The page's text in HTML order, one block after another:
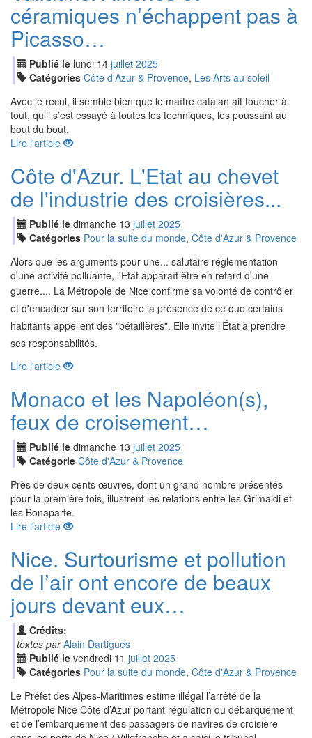
céramiques n’échappent pas à
Picasso…
Publié le lundi 14 juillet 2025
Catégories Côte d'Azur & Provence, Les Arts au soleil
Avec le recul, il semble bien que le maître catalan ait toucher à
tout, qu’il s’est essayé à toutes les techniques, les poussant au
bout du bout.
Lire l'article
Côte d'Azur. L'Etat au chevet
de l'industrie des croisières...
Publié le dimanche 13 juillet 2025
Catégories Pour la suite du monde, Côte d'Azur & Provence
Alors que les arguments pour une... salutaire réglementation
d'une activité polluante, l'Etat apparaît être en retard d'une
guerre.... La Métropole de Nice confirme sa volonté de contrôler
et d'encadrer sur son territoire la présence de ce que certains
habitants appellent des "bétaillères". Elle invite l’État à prendre
ses responsabilités.
Lire l'article
Monaco et les Napoléon(s),
feux de croisement…
Publié le dimanche 13 juillet 2025
Catégorie Côte d'Azur & Provence
Près de deux cents œuvres, dont un grand nombre présentés
pour la première fois, illustrent les relations entre les Grimaldi et
les Bonaparte.
Lire l'article
Nice. Surtourisme et pollution
de l’air ont encore de beaux
jours devant eux…
Crédits:
textes par Alain Dartigues
Publié le vendredi 11 juillet 2025
Catégories Pour la suite du monde, Côte d'Azur & Provence
Le Préfet des Alpes-Maritimes estime illégal l’arrêté de la
Métropole Nice Côte d’Azur portant régulation du débarquement
et de l’embarquement des passagers de navires de croisière